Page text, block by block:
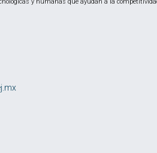
y humanas que ayudan a la